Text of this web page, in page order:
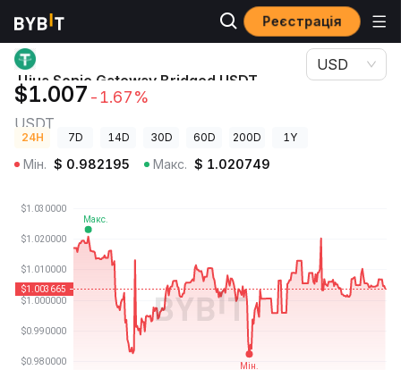
Реєстрація
Ціни криптовалют Ціна Sonic Gateway Bridged USDT (Sonic) USDT
Ціна Sonic Gateway Bridged USDT
(Sonic)
USDT
$1.007 -1.67%
USD
24H 7D 14D 30D 60D 200D 1Y
Мін. $ 0.982195 Макс. $ 1.020749